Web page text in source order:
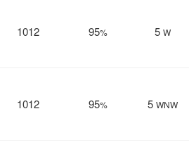
1012 95% 5 W
1012 95% 5 WNW